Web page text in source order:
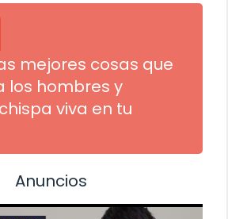
mejores cosas que
los hombres y
viva en tu
Anuncios